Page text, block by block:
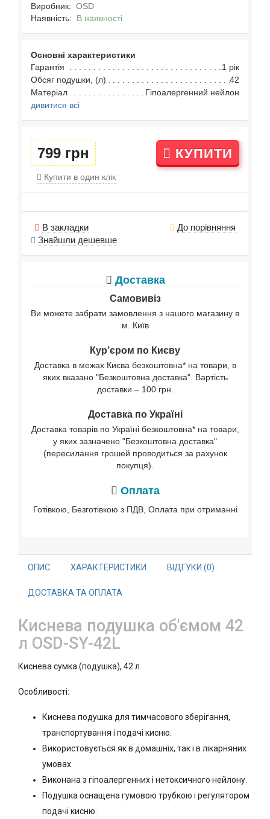
Виробник: OSD
Наявність: В наявності
Основні характеристики
Гарантія
1 рік
Обсяг подушки, (л)
42
Матеріал
Гіпоалергенний нейлон
дивитися всі
799 грн КУПИТИ
Купити в один клік
В закладки
До порівняння
Знайшли дешевше
Доставка
Самовивіз
Ви можете забрати замовлення з нашого магазину в
м. Київ
Кур’єром по Києву
Доставка в межах Києва безкоштовна* на товари, в
яких вказано "Безкоштовна доставка". Вартість
доставки – 100 грн.
Доставка по Україні
Доставка товарів по Україні безкоштовна* на товари,
у яких зазначено "Безкоштовна доставка"
(пересилання грошей проводиться за рахунок
покупця).
Оплата
Готівкою, Безготівкою з ПДВ, Оплата при отриманні
ОПИС ХАРАКТЕРИСТИКИ ВІДГУКИ (0)
ДОСТАВКА ТА ОПЛАТА
Киснева подушка об'ємом 42
л OSD-SY-42L
Киснева сумка (подушка), 42 л
Особливості:
Киснева подушка для тимчасового зберігання,
транспортування і подачі кисню.
Використовується як в домашніх, так і в лікарняних
умовах.
Виконана з гіпоалергенних і нетоксичного нейлону.
Подушка оснащена гумовою трубкою і регулятором
подачі кисню.